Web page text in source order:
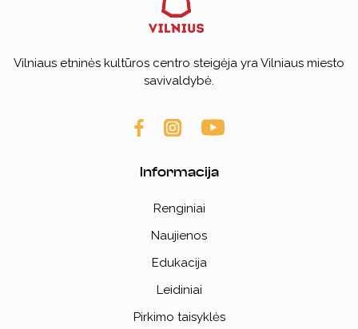
Vilniaus etninės kultūros centro steigėja yra Vilniaus miesto
savivaldybė.
Informacija
Renginiai
Naujienos
Edukacija
Leidiniai
Pirkimo taisyklės